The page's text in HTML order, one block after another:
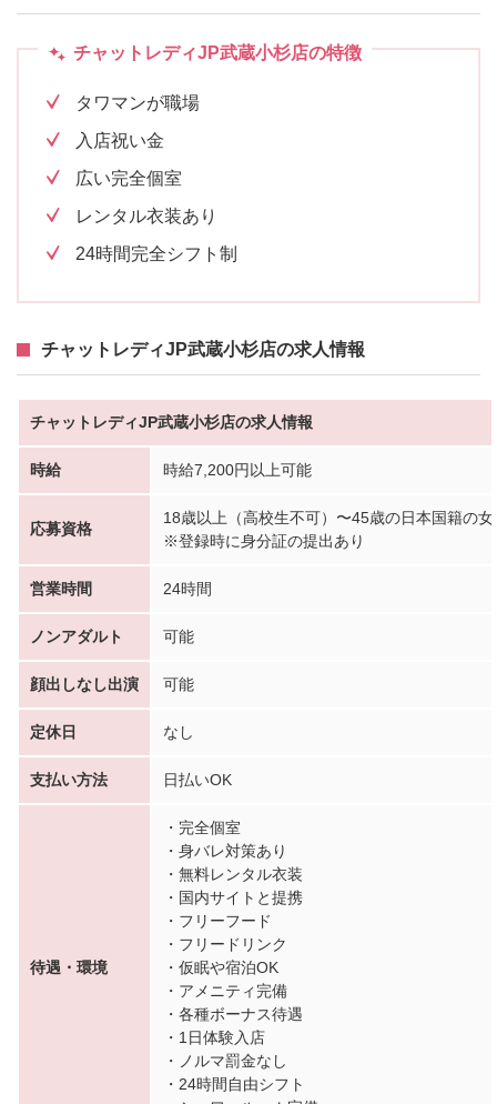
チャットレディJP武蔵小杉店の特徴
タワマンが職場
入店祝い金
広い完全個室
レンタル衣装あり
24時間完全シフト制
チャットレディJP武蔵小杉店の求人情報
チャットレディJP武蔵小杉店の求人情報
時給 時給7,200円以上可能
応募資格
18歳以上（高校生不可）〜45歳の日本国籍の女
※登録時に身分証の提出あり
営業時間 24時間
ノンアダルト 可能
顔出しなし出演 可能
定休日 なし
支払い方法 日払いOK
待遇・環境
・完全個室
・身バレ対策あり
・無料レンタル衣装
・国内サイトと提携
・フリーフード
・フリードリンク
・仮眠や宿泊OK
・アメニティ完備
・各種ボーナス待遇
・1日体験入店
・ノルマ罰金なし
・24時間自由シフト